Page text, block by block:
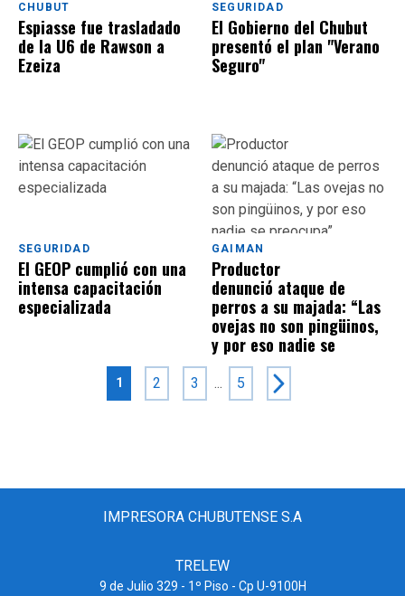
CHUBUT
​​​​​Espiasse fue trasladado
de la U6 de Rawson a
Ezeiza
SEGURIDAD
El Gobierno del Chubut
presentó el plan "Verano
Seguro"
SEGURIDAD
El GEOP cumplió con una
intensa capacitación
especializada
GAIMAN
Productor
denunció ataque de
perros a su majada: “Las
ovejas no son pingüinos,
y por eso nadie se
preocupa”
1 2 3 ... 5
IMPRESORA CHUBUTENSE S.A
TRELEW
9 de Julio 329 - 1º Piso - Cp U-9100H